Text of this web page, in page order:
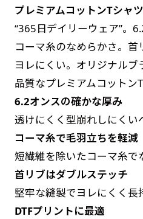
プレミアムコットンTシャツ
“365日デイリーウェア”。
コーマ糸のなめらかさ。
ヨレにくい。オリジナル
品質なプレミアムコットンT
6.2オンスの確かな厚み
透けにくく型崩れしにくい
コーマ糸で毛羽立ちを軽減
短繊維を除いたコーマ糸で
首リブはダブルステッチ
堅牢な縫製でヨレにくく長
DTFプリントに最適
す。かわいいい＆おしゃ
ットでついてます。
ジャンボ
遠くからでも視認しやす
駐車場などのスペースに
に宣伝できます。
4mまたは5mのポールが必
す。かわいいい＆おしゃ
ットでついてます。
ジャンボ
遠くからでも視認しやす
駐車場などのスペースに
に宣伝できます。
4mまたは5mのポールが必